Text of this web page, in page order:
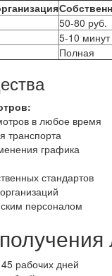
50-80 руб.
5-10 минут
Полная
в любое время
транспорта
графика
стандартов
персоналом
45 рабочих дней